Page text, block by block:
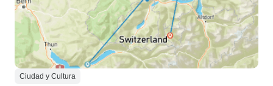
Ciudad y Cultura